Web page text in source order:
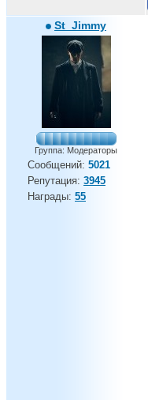
St_Jimmy
Группа: Модераторы
Сообщений: 5021
Репутация: 3945
Награды: 55